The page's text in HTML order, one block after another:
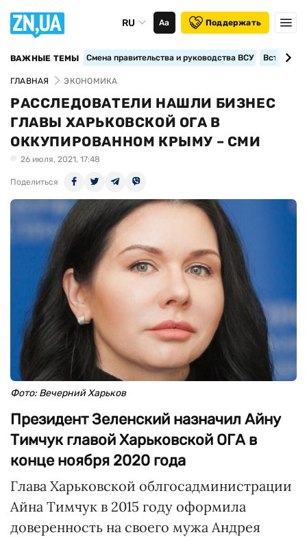
RU Аа Поддержать
ВАЖНЫЕ ТЕМЫ Смена правительства и руководства ВСУ
ГЛАВНАЯ ЭКОНОМИКА
РАССЛЕДОВАТЕЛИ НАШЛИ БИЗНЕС
ГЛАВЫ ХАРЬКОВСКОЙ ОГА В
ОККУПИРОВАННОМ КРЫМУ – СМИ
26 июля, 2021, 17:48
Поделиться
Фото: Вечерний Харьков
Президент Зеленский назначил Айну
Тимчук главой Харьковской ОГА в
конце ноября 2020 года
Глава Харьковской облгосадминистрации
Айна Тимчук в 2015 году оформила
доверенность на своего мужа Андрея